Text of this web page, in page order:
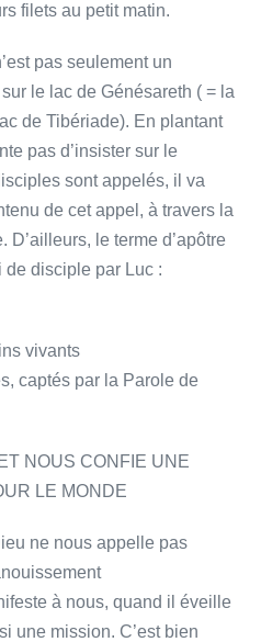
filets au petit matin.
pas seulement un
le lac de Génésareth ( = la
de Tibériade). En plantant
pas d’insister sur le
sont appelés, il va
de cet appel, à travers la
le terme d’apôtre
de disciple par Luc :
vivants
captés par la Parole de
NOUS CONFIE UNE
LE MONDE
ne nous appelle pas
à nous, quand il éveille
une mission. C’est bien